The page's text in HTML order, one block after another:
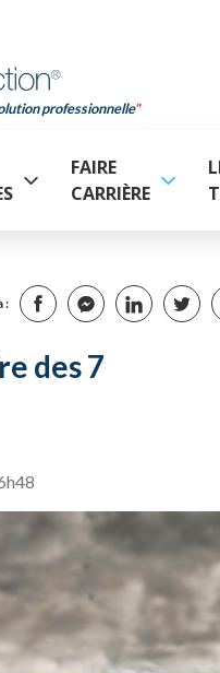
professionnelle
FAIRE
CARRIÈRE
:
des 7